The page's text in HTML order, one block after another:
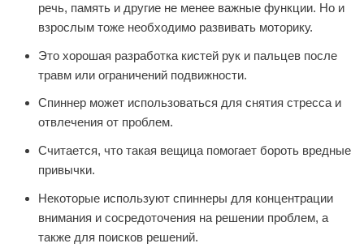
речь, память и другие не менее важные функции. Но и
взрослым тоже необходимо развивать моторику.
Это хорошая разработка кистей рук и пальцев после
травм или ограничений подвижности.
Спиннер может использоваться для снятия стресса и
отвлечения от проблем.
Считается, что такая вещица помогает бороть вредные
привычки.
Некоторые используют спиннеры для концентрации
внимания и сосредоточения на решении проблем, а
также для поисков решений.